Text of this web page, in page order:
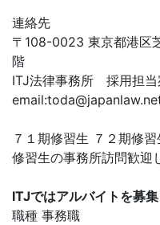
連絡先
〒108-0023 東京都港区
階
ITJ法律事務所 採用担当
email:
７１期修習生 ７２期修習
修習生の事務所訪問歓迎
ITJではアルバイトを募集
職種 事務職